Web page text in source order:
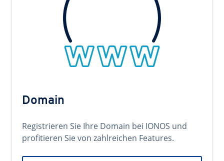
Domain
Registrieren Sie Ihre Domain bei IONOS und
profitieren Sie von zahlreichen Features.